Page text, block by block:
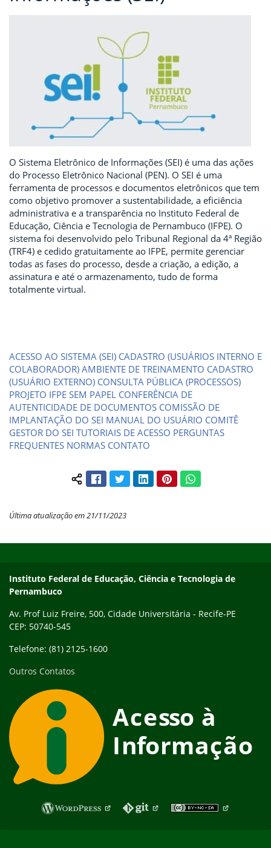
O Sistema Eletrônico de Informações (SEI) é uma das ações
do Processo Eletrônico Nacional (PEN). O SEI é uma
ferramenta de processos e documentos eletrônicos que tem
como objetivo promover a sustentabilidade, a eficiência
administrativa e a transparência no Instituto Federal de
Educação, Ciência e Tecnologia de Pernambuco (IFPE). O
sistema foi desenvolvido pelo Tribunal Regional da 4ª Região
(TRF4) e cedido gratuitamente ao IFPE, permite gerenciar
todas as fases do processo, desde a criação, a edição, a
assinatura e até o armazenamento, tudo de forma
totalmente virtual.
ACESSO AO SISTEMA (SEI) CADASTRO (USUÁRIOS INTERNO E
COLABORADOR) AMBIENTE DE TREINAMENTO CADASTRO
(USUÁRIO EXTERNO) CONSULTA PÚBLICA (PROCESSOS)
PROJETO IFPE SEM PAPEL CONFERÊNCIA DE
AUTENTICIDADE DE DOCUMENTOS COMISSÃO DE
IMPLANTAÇÃO DO SEI MANUAL DO USUÁRIO COMITÊ
GESTOR DO SEI TUTORIAIS DE ACESSO PERGUNTAS
FREQUENTES NORMAS CONTATO
Compartilhar conteúdo:
FacebookTwitterLinkedInPinterestWhatsApp
Última atualização em 21/11/2023
Instituto Federal de Educação, Ciência e Tecnologia de
Pernambuco
Av. Prof Luiz Freire, 500, Cidade Universitária - Recife-PE
CEP: 50740-545
Telefone: (81) 2125-1600
Outros Contatos